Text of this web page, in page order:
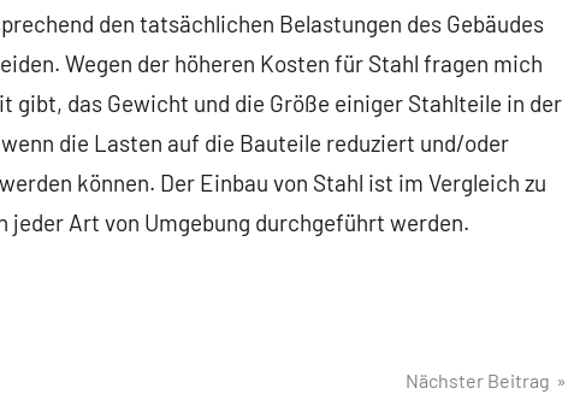
den tatsächlichen Belastungen des Gebäudes
Wegen der höheren Kosten für Stahl fragen mich
gibt, das Gewicht und die Größe einiger Stahlteile in der
die Lasten auf die Bauteile reduziert und/oder
können. Der Einbau von Stahl ist im Vergleich zu
Art von Umgebung durchgeführt werden.
Nächster Beitrag